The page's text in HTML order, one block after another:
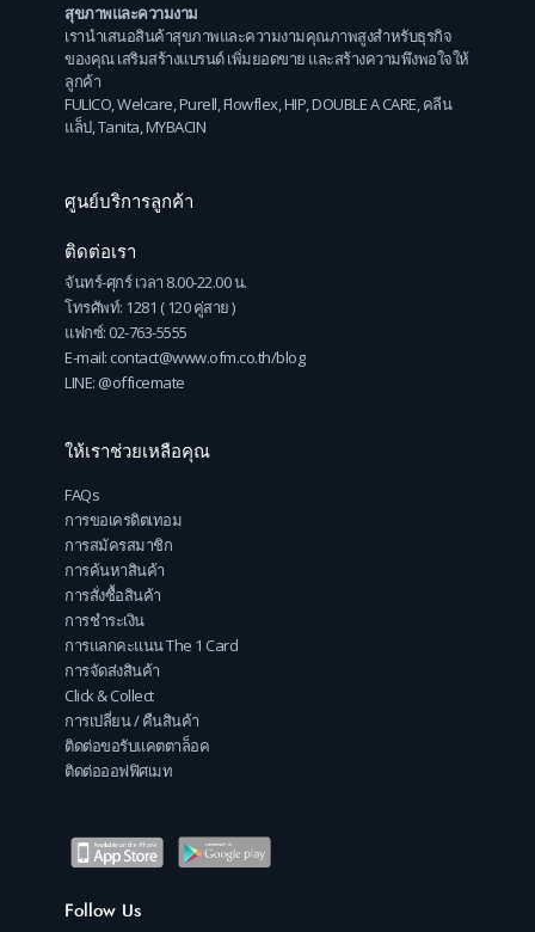
สุขภาพและความงาม
เรานำเสนอสินค้าสุขภาพและความงามคุณภาพสูงสำหรับธุรกิจ
ของคุณ เสริมสร้างแบรนด์ เพิ่มยอดขาย และสร้างความพึงพอใจให้
ลูกค้า
FULICO,Welcare,Purell,Flowflex,HIP,DOUBLE A CARE,คลีน
แล็ป,Tanita,MYBACIN
ศูนย์บริการลูกค้า
ติดต่อเรา
จันทร์-ศุกร์ เวลา 8.00-22.00 น.
โทรศัพท์: 1281 ( 120 คู่สาย )
แฟกซ์: 02-763-5555
E-mail: contact@www.ofm.co.th/blog
LINE: @officemate
ให้เราช่วยเหลือคุณ
FAQs
การขอเครดิตเทอม
การสมัครสมาชิก
การค้นหาสินค้า
การสั่งซื้อสินค้า
การชำระเงิน
การแลกคะแนน The 1 Card
การจัดส่งสินค้า
Click & Collect
การเปลี่ยน / คืนสินค้า
ติดต่อขอรับแคตตาล็อค
ติดต่อออฟฟิศเมท
Follow Us